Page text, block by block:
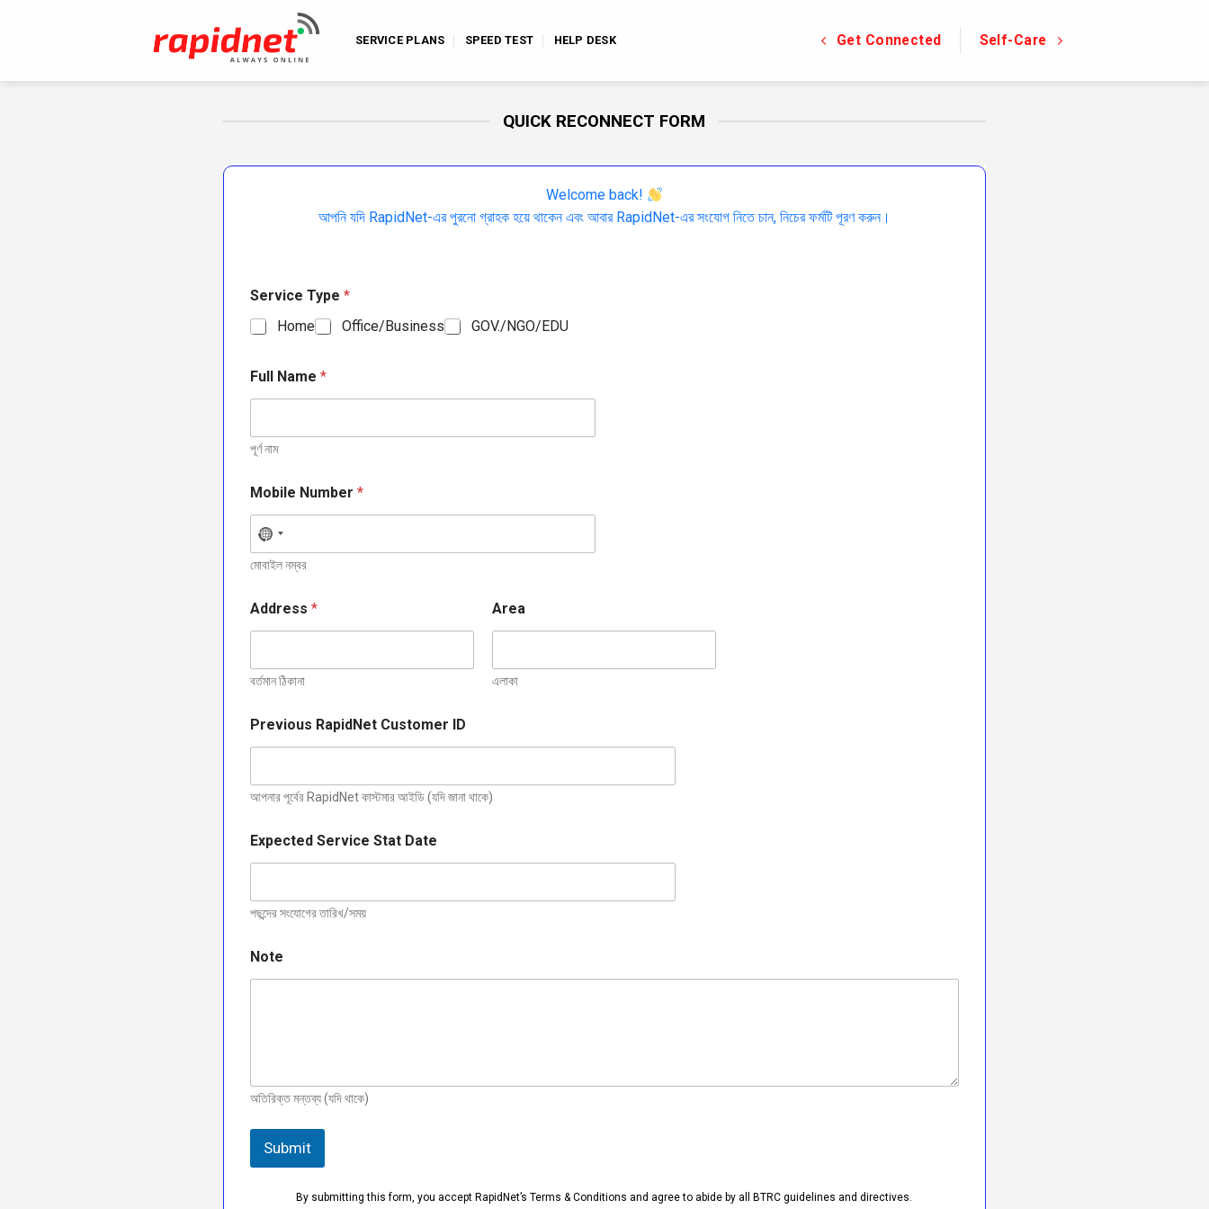
SERVICE PLANS SPEED TEST HELP DESK Get Connected Self-Care
QUICK RECONNECT FORM
Welcome back!
আপনি যদি RapidNet-এর পুরনো গ্রাহক হয়ে থাকেন এবং আবার RapidNet-এর সংযোগ নিতে চান, নিচের ফর্মটি পূরণ করুন।
Service Type*
Home
Office/Business GOV./NGO/EDU
Full Name*
পূর্ণ নাম
Mobile Number*
N
o
o
u
t
l
e
t
d
মোবাইল নম্বর
Address*
বর্তমান ঠিকানা
Area
এলাকা
Previous RapidNet Customer ID
আপনার পূর্বের RapidNet কাস্টমার আইডি (যদি জানা থাকে)
Expected Service Stat Date
পছন্দের সংযোগের তারিখ/সময়
Note
অতিরিক্ত মন্তব্য (যদি থাকে)
Submit
By submitting this form, you accept RapidNet’s Terms & Conditions and agree to abide by all BTRC guidelines and directives.